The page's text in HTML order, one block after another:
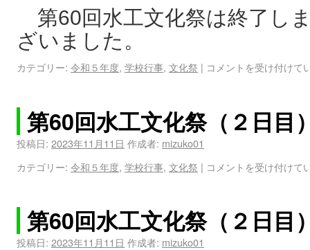
第60回水工文化祭は終了し
ざいました。
カテゴリー: 令和５年度, 学校行事, 文化祭 | コメントを受け付けて
第60回水工文化祭（２日
投稿日: 2023年11月11日 作成者: mizuko01
カテゴリー: 令和５年度, 学校行事, 文化祭 | コメントを受け付けて
第60回水工文化祭（２日
投稿日: 2023年11月11日 作成者: mizuko01